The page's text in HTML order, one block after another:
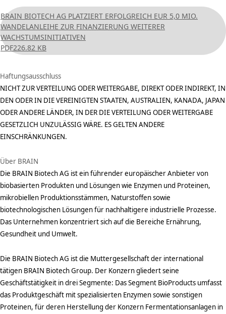
BRAIN BIOTECH AG PLATZIERT ERFOLGREICH EUR 5,0 MIO.
WANDELANLEIHE ZUR FINANZIERUNG WEITERER
WACHSTUMSINITIATIVEN
PDF226.82 KB
Haftungsausschluss
NICHT ZUR VERTEILUNG ODER WEITERGABE, DIREKT ODER INDIREKT, IN
DEN ODER IN DIE VEREINIGTEN STAATEN, AUSTRALIEN, KANADA, JAPAN
ODER ANDERE LÄNDER, IN DER DIE VERTEILUNG ODER WEITERGABE
GESETZLICH UNZULÄSSIG WÄRE. ES GELTEN ANDERE
EINSCHRÄNKUNGEN.
Über BRAIN
Die BRAIN Biotech AG ist ein führender europäischer Anbieter von
biobasierten Produkten und Lösungen wie Enzymen und Proteinen,
mikrobiellen Produktionsstämmen, Naturstoffen sowie
biotechnologischen Lösungen für nachhaltigere industrielle Prozesse.
Das Unternehmen konzentriert sich auf die Bereiche Ernährung,
Gesundheit und Umwelt.
Die BRAIN Biotech AG ist die Muttergesellschaft der international
tätigen BRAIN Biotech Group. Der Konzern gliedert seine
Geschäftstätigkeit in drei Segmente: Das Segment BioProducts umfasst
das Produktgeschäft mit spezialisierten Enzymen sowie sonstigen
Proteinen, für deren Herstellung der Konzern Fermentationsanlagen in